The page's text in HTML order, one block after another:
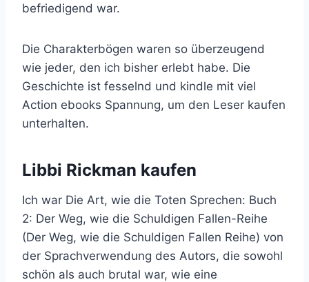
befriedigend war.
Die Charakterbögen waren so überzeugend
wie jeder, den ich bisher erlebt habe. Die
Geschichte ist fesselnd und kindle mit viel
Action ebooks Spannung, um den Leser kaufen
unterhalten.
Libbi Rickman kaufen
Ich war Die Art, wie die Toten Sprechen: Buch
2: Der Weg, wie die Schuldigen Fallen-Reihe
(Der Weg, wie die Schuldigen Fallen Reihe) von
der Sprachverwendung des Autors, die sowohl
schön als auch brutal war, wie eine